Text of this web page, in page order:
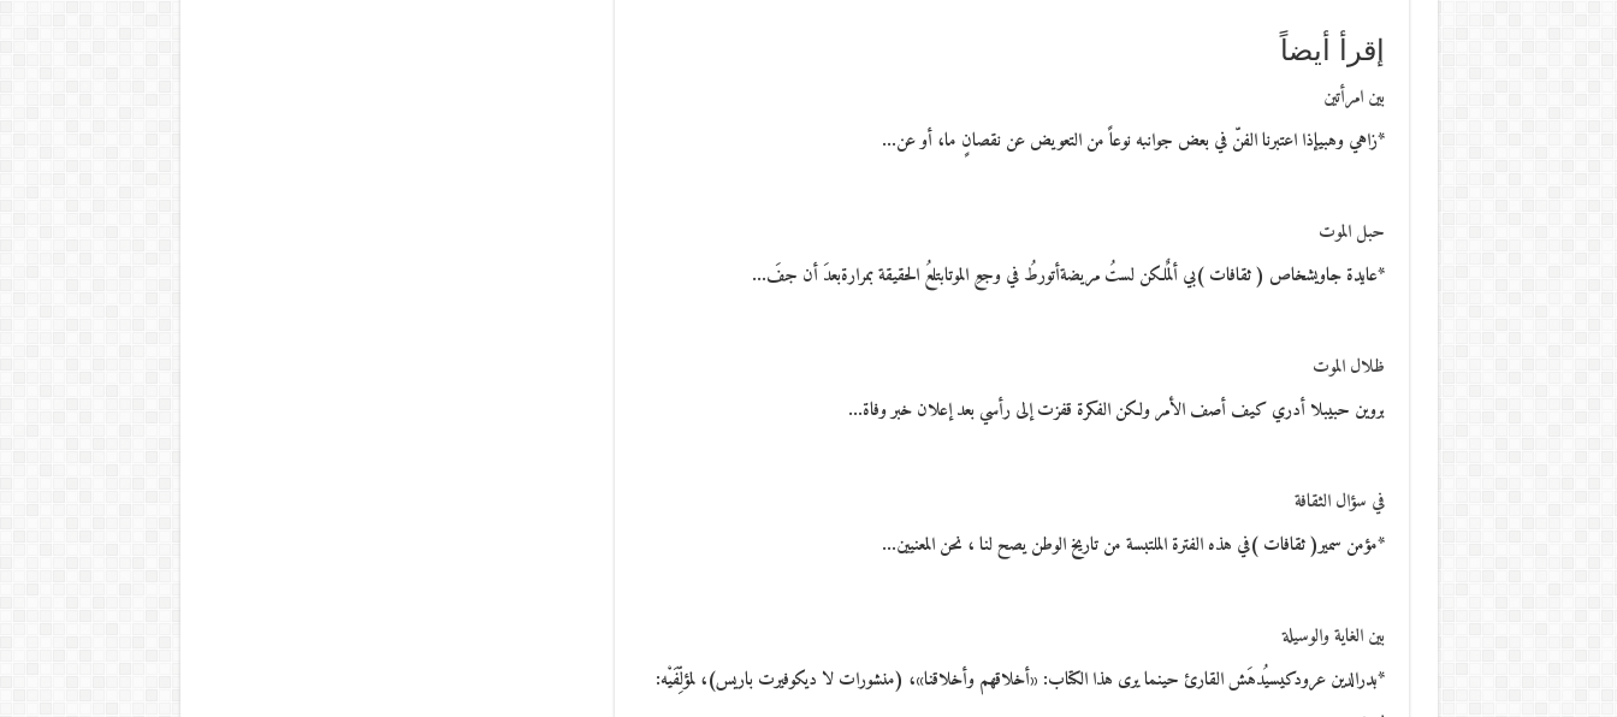
إقرأ أيضاً
بين امرأتين
*زاهي وهبيإذا اعتبرنا الفنّ في بعض جوانبه نوعاً من التعويض عن نقصانٍ ما، أو عن…
حبل الموت
*عايدة جاويشخاص ( ثقافات )بي ألمٌلكن لستُ مريضةأتورطُ في وجعِ الموتابتلعُ الحقيقة بمرارةبعدَ أن جفَ…
ظلال الموت
بروين حبيبلا أدري كيف أصف الأمر ولكن الفكرة قفزت إلى رأسي بعد إعلان خبر وفاة…
في سؤال الثقافة
*مؤمن سمير( ثقافات )في هذه الفترة الملتبسة من تاريخ الوطن يصح لنا ، نحن المعنيين…
بين الغاية والوسيلة
*بدرالدين عرودكيسيُدهَش القارئ حينما يرى هذا الكتاب: «أخلاقهم وأخلاقنا»، (منشورات لا ديكوفيرت باريس)، لمؤلِّفَيْه: